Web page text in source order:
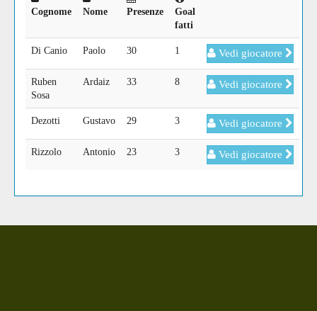
Cognome Nome Presenze
Goal
fatti
Di Canio Paolo 30 1 Vedi giocatore
Ruben
Sosa
Ardaiz 33 8 Vedi giocatore
Dezotti Gustavo 29 3 Vedi giocatore
Rizzolo Antonio 23 3 Vedi giocatore